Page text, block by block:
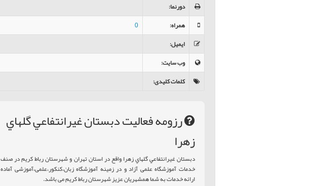
دورنما:
همراه:
0
ایمیل:
وب سایت:
کلمات کلیدی:
رزومه فعالیت دبستان غيرانتفاعي گلهاي
زهرا
دبستان غيرانتفاعي گلهاي زهرا واقع در استان تهران و شهرستان رباط کریم در صنف
خدمات آموزشگاه علمی آزاد و در زمینه آموزشگاه زبان،کنکور،علمی،آموزشی آماده
ارائه خدمات به شما همشهریان عزیز شهرستان رباط کریم می باشد.